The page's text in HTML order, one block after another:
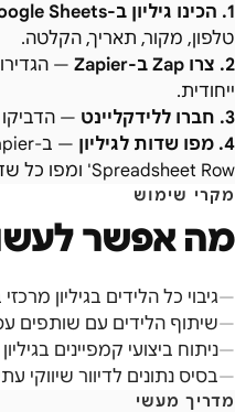
1
. הכינו גיליון ב-Google Sheets
טלפון, מקור, תאריך, הקלטה.
2
. צרו Zap ב-Zapier —
ייחודית.
3
. חברו ללידקליינט —
4
. מפו שדות לגיליון —
Spreadsheet Row' ומפו כל שדה לעמודה המתאימה.
מקרי שימוש
מה אפשר
גיבוי כל הלידים בגיליון מרכזי
שיתוף הלידים עם שותפים
ניתוח ביצועי קמפיינים
בסיס נתונים לדיוור שיווקי
מדריך מעשי